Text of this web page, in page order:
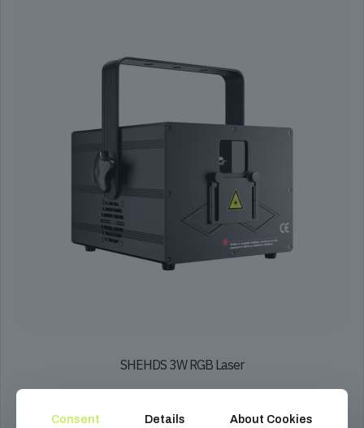
SHEHDS 3W RGB Laser
Consent Details About Cookies